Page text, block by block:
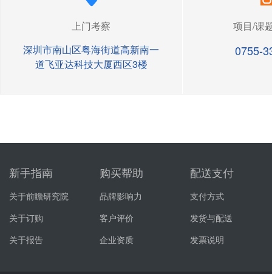
上门考察
深圳市南山区粤海街道高新南一
道飞亚达科技大厦西区3楼
项目/课
0755-
新手指南
关于前瞻研究院
关于订购
关于报告
购买帮助
品牌影响力
客户评价
企业资质
配送支付
支付方式
发货与配送
发票说明